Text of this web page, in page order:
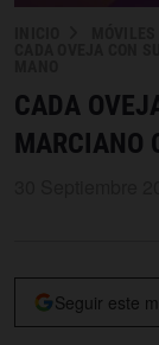
CADA
MARCIANO
Seguir este